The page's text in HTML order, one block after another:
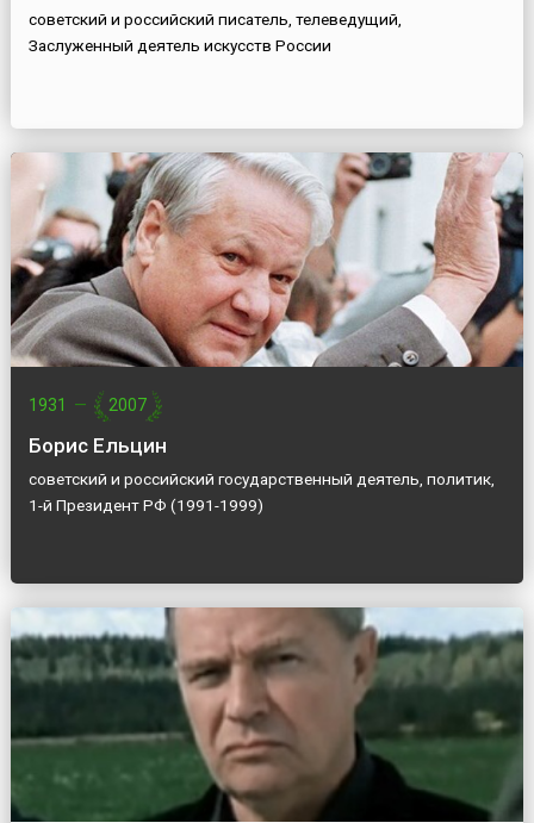
советский и российский писатель, телеведущий,
Заслуженный деятель искусств России
1931 — 2007
Борис Ельцин
советский и российский государственный деятель, политик,
1-й Президент РФ (1991-1999)